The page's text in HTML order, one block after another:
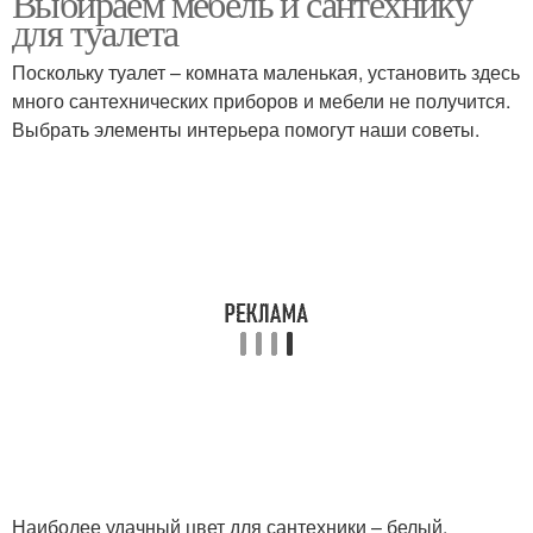
для туалета
Поскольку туалет – комната маленькая, установить здесь
много сантехнических приборов и мебели не получится.
Выбрать элементы интерьера помогут наши советы.
Наиболее удачный цвет для сантехники – белый.